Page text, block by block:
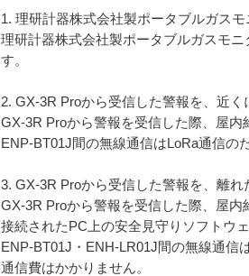
1. 理研計器株式会社製ポータブルガス
理研計器株式会社製ポータブルガスモ
す。
2. GX-3R Proから受信した警報を、近
GX-3R Proから警報を受信した際、屋内
ENP-BT01J間の無線通信はLoRa通信の
3. GX-3R Proから受信した警報を、離
GX-3R Proから警報を受信した際、屋
接続されたPC上の安全見守りソフトウ
ENP-BT01J・ENH-LR01J間の無線通信
通信費はかかりません。